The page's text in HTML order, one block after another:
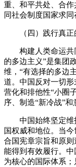
重、和平共处、合
同社会制度国家求同
（四）践行真正
构建人类命运共
的多边主义”是集团
维，“有选择的多边
道。中国反对一切
营化和排他性“小圈
序、制造“新冷战”和
中国始终坚定维
国权威和地位。当
合国宪章宗旨和原
能得到有效履行。
为核心的国际体系